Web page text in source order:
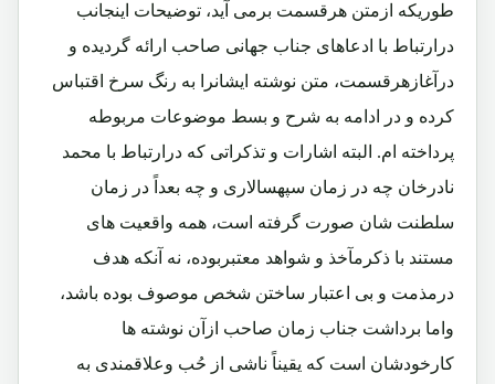
طوریکه ازمتن هرقسمت برمی آید، توضیحات اینجانب
درارتباط با ادعاهای جناب جهانی صاحب ارائه گردیده و
درآغازهرقسمت، متن نوشته ایشانرا به رنگ سرخ اقتباس
کرده و در ادامه به شرح و بسط موضوعات مربوطه
پرداخته ام. البته اشارات و تذکراتی که درارتباط با محمد
نادرخان چه در زمان سپهسالاری و چه بعداً در زمان
سلطنت شان صورت گرفته است، همه واقعیت های
مستند با ذکرمآخذ و شواهد معتبربوده، نه آنکه هدف
درمذمت و بی اعتبار ساختن شخص موصوف بوده باشد،
واما برداشت جناب زمان صاحب ازآن نوشته ها
کارخودشان است که یقیناً ناشی از حُب وعلاقمندی به